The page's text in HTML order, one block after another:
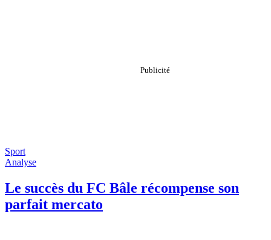
Sport
Analyse
Le succès du FC Bâle récompense son
parfait mercato